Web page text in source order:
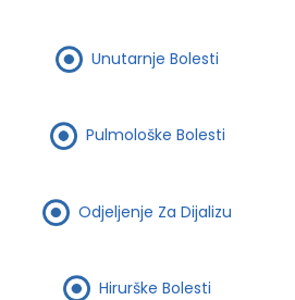
Unutarnje Bolesti
Pulmološke Bolesti
Odjeljenje Za Dijalizu
Hirurške Bolesti